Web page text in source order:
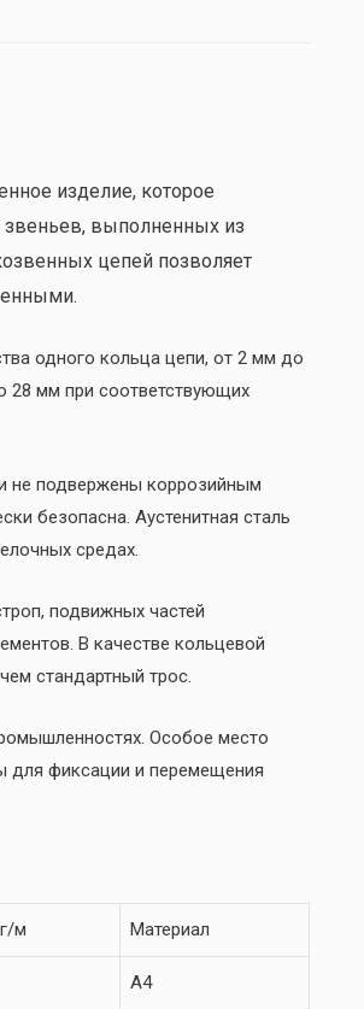
изделие, которое
звеньев, выполненных из
цепей позволяет
одного кольца цепи, от 2 мм до
28 мм при соответствующих
не подвержены коррозийным
безопасна. Аустенитная сталь
средах.
подвижных частей
В качестве кольцевой
стандартный трос.
Особое место
для фиксации и перемещения
м Материал
A4